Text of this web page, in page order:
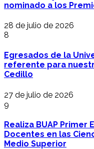
nominado a los
28 de julio de 2026
8
Egresados de la
referente para
Cedillo
27 de julio de 2026
9
Realiza BUAP Primer
Docentes en las
Medio Superior